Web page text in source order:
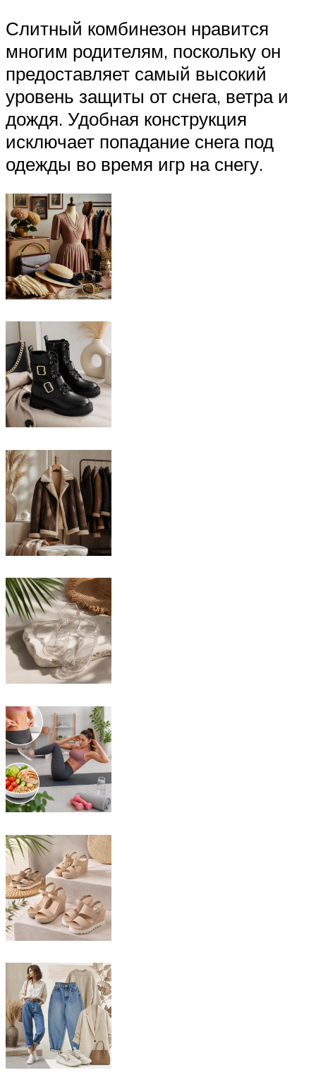
Слитный комбинезон нравится
многим родителям, поскольку он
предоставляет самый высокий
уровень защиты от снега, ветра и
дождя. Удобная конструкция
исключает попадание снега под
одежды во время игр на снегу.